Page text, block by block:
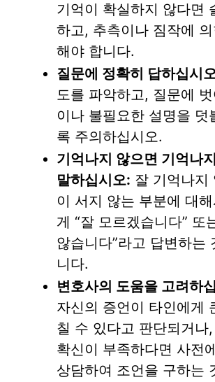
기억이 확실하지 않다면
하고, 추측이나 짐작에
해야 합니다.
질문에 정확히 답하십시
도를 파악하고, 질문에
이나 불필요한 설명을 덧
록 주의하십시오.
기억나지 않으면 기억나
말하십시오: 잘 기억나지
이 서지 않는 부분에 대
게 “잘 모르겠습니다” 또
않습니다”라고 답변하는
니다.
변호사의 도움을 고려하
자신의 증언이 타인에게
칠 수 있다고 판단되거나
확신이 부족하다면 사전
상담하여 조언을 구하는